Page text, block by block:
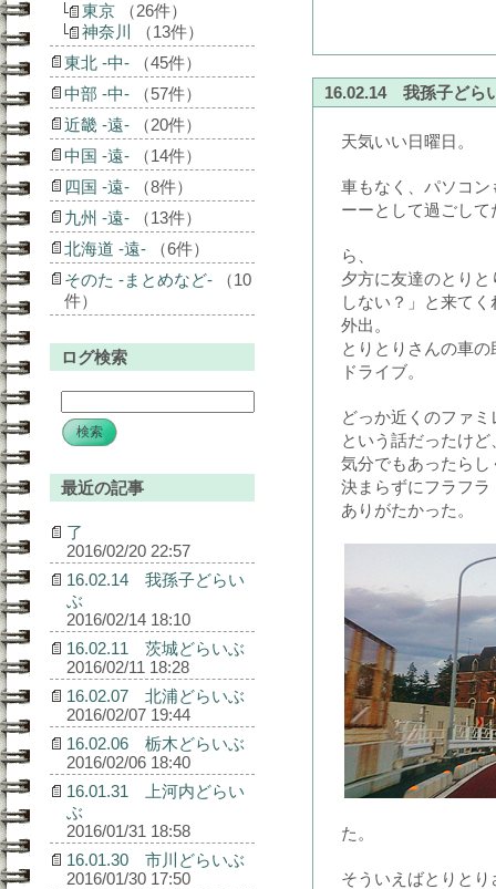
16.02.14 我孫子どら
天気いい日曜日。
車もなく、パソコ
ーーとして過ごして
ら、
夕方に友達のとり
しない？」と来て
外出。
とりとりさんの車
ドライブ。
どっか近くのファミ
という話だったけ
気分でもあったら
決まらずにフラフ
ありがたかった。
た。
そういえばとりと
東京 （26件）
神奈川
（13件）
東北 -中- （45件）
中部 -中- （57件）
近畿 -遠- （20件）
中国 -遠- （14件）
四国 -遠- （8件）
九州 -遠- （13件）
北海道 -遠- （6件）
そのた -まとめなど- （10
件）
ログ検索
最近の記事
了
2016/02/20 22:57
16.02.14 我孫子どらい
ぶ
2016/02/14 18:10
16.02.11 茨城どらいぶ
2016/02/11 18:28
16.02.07 北浦どらいぶ
2016/02/07 19:44
16.02.06 栃木どらいぶ
2016/02/06 18:40
16.01.31 上河内どらい
ぶ
2016/01/31 18:58
16.01.30 市川どらいぶ
2016/01/30 17:50